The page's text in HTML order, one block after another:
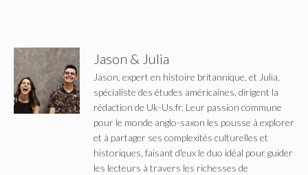
Jason & Julia
Jason, expert en histoire britannique, et Julia,
spécialiste des études américaines, dirigent la
rédaction de Uk-Us.fr. Leur passion commune
pour le monde anglo-saxon les pousse à explorer
et à partager ses complexités culturelles et
historiques, faisant d'eux le duo idéal pour guider
les lecteurs à travers les richesses de